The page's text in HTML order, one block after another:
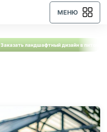
МЕНЮ
Заказать ландшафтный дизайн в